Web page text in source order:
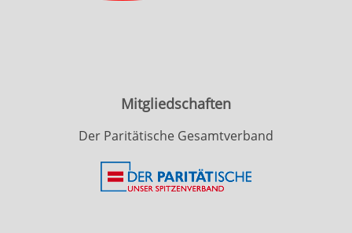
Mitgliedschaften
Der Paritätische Gesamtverband